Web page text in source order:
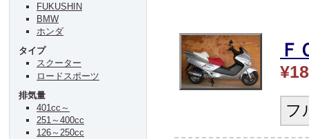
Ｆ
フ
FUKUSHIN
BMW
ホンダ
タイプ
スクーター
ロードスポーツ
排気量
401cc～
251～400cc
126～250cc